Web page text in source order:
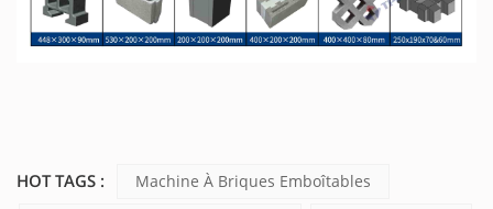
HOT TAGS :
Machine À Briques Emboîtables